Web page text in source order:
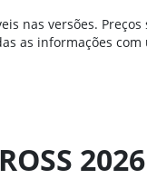
nas versões.
as informações
2026